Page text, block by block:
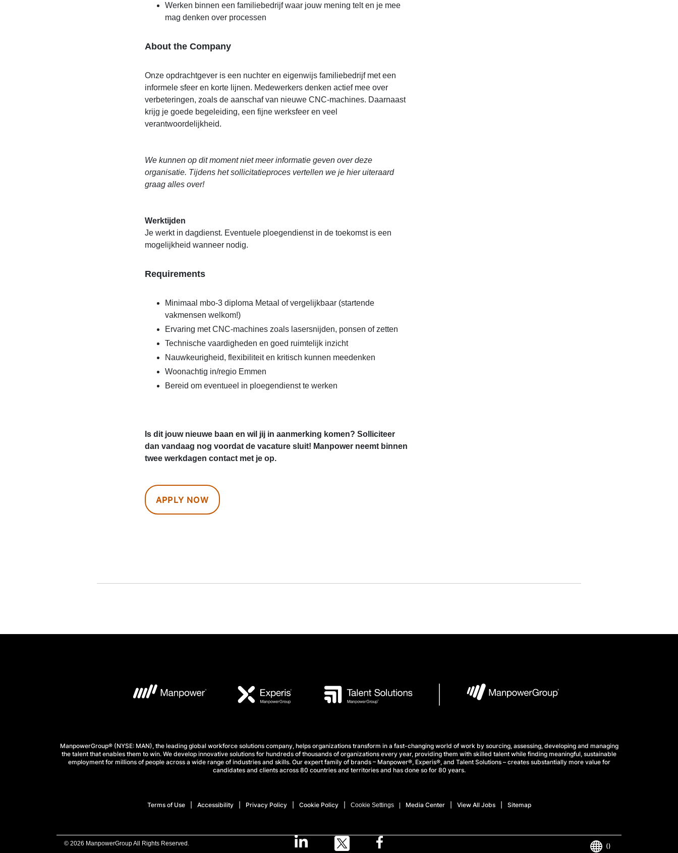
Werken binnen een familiebedrijf waar jouw mening telt en je mee
mag denken over processen
About the Company
Onze opdrachtgever is een nuchter en eigenwijs familiebedrijf met een
informele sfeer en korte lijnen. Medewerkers denken actief mee over
verbeteringen, zoals de aanschaf van nieuwe CNC-machines. Daarnaast
krijg je goede begeleiding, een fijne werksfeer en veel
verantwoordelijkheid.
We kunnen op dit moment niet meer informatie geven over deze
organisatie. Tijdens het sollicitatieproces vertellen we je hier uiteraard
graag alles over!
Werktijden
Je werkt in dagdienst. Eventuele ploegendienst in de toekomst is een
mogelijkheid wanneer nodig.
Requirements
Minimaal mbo-3 diploma Metaal of vergelijkbaar (startende
vakmensen welkom!)
Ervaring met CNC-machines zoals lasersnijden, ponsen of zetten
Technische vaardigheden en goed ruimtelijk inzicht
Nauwkeurigheid, flexibiliteit en kritisch kunnen meedenken
Woonachtig in/regio Emmen
Bereid om eventueel in ploegendienst te werken
Is dit jouw nieuwe baan en wil jij in aanmerking komen? Solliciteer
dan vandaag nog voordat de vacature sluit! Manpower neemt binnen
twee werkdagen contact met je op.
APPLY NOW
ManpowerGroup® (NYSE: MAN), the leading global workforce solutions company, helps organizations transform in a fast-changing world of work by sourcing, assessing, developing and managing
the talent that enables them to win. We develop innovative solutions for hundreds of thousands of organizations every year, providing them with skilled talent while finding meaningful, sustainable
employment for millions of people across a wide range of industries and skills. Our expert family of brands – Manpower®, Experis®, and Talent Solutions – creates substantially more value for
candidates and clients across 80 countries and territories and has done so for 80 years.
Terms of Use Accessibility Privacy Policy Cookie Policy Cookie Settings Media Center View All Jobs Sitemap
© 2026 ManpowerGroup All Rights Reserved. ()